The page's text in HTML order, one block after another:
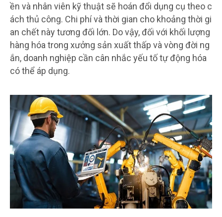
ền và nhân viên kỹ thuật sẽ hoán đổi dụng cụ theo c
ách thủ công. Chi phí và thời gian cho khoảng thời gi
an chết này tương đối lớn. Do vậy, đối với khối lượng
hàng hóa trong xưởng sản xuất thấp và vòng đời ng
ắn, doanh nghiệp cần cân nhắc yếu tố tự động hóa
có thể áp dụng.